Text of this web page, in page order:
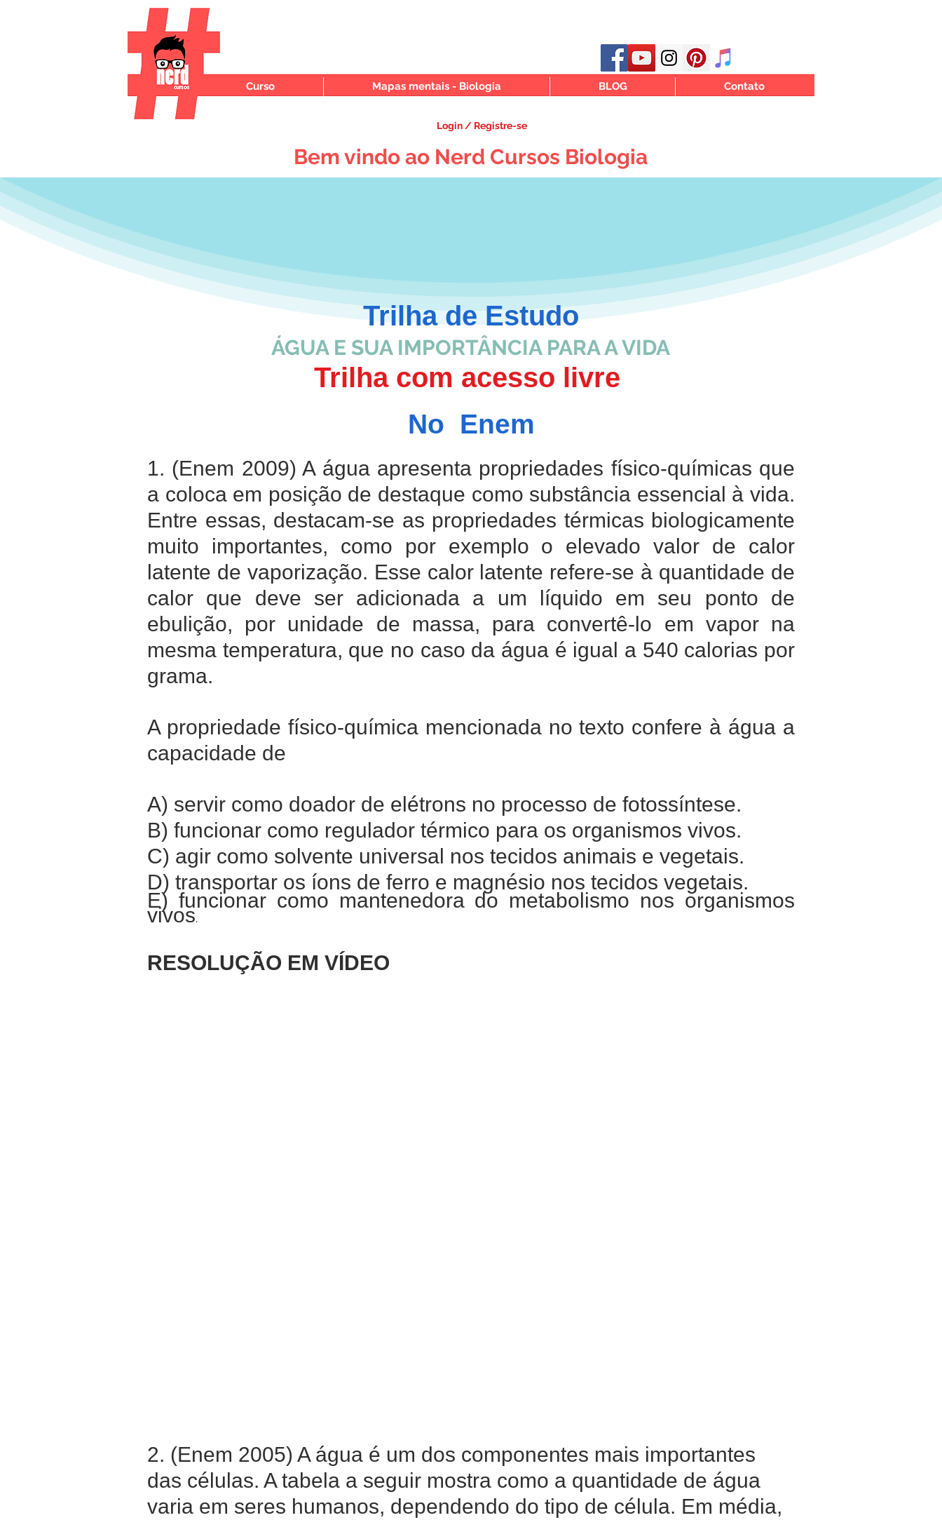
Curso Mapas mentais - Biologia BLOG Contato
Login / Registre-se
Bem vindo ao Nerd Cursos Biologia
Trilha de Estudo
ÁGUA E SUA IMPORTÂNCIA PARA A VIDA
Trilha com acesso livre
No Enem
1. (Enem 2009) A água apresenta propriedades físico-químicas que
a coloca em posição de destaque como substância essencial à vida.
Entre essas, destacam-se as propriedades térmicas biologicamente
muito importantes, como por exemplo o elevado valor de calor
latente de vaporização. Esse calor latente refere-se à quantidade de
calor que deve ser adicionada a um líquido em seu ponto de
ebulição, por unidade de massa, para convertê-lo em vapor na
mesma temperatura, que no caso da água é igual a 540 calorias por
grama.
A propriedade físico-química mencionada no texto confere à água a
capacidade de
A) servir como doador de elétrons no processo de fotossíntese.
B) funcionar como regulador térmico para os organismos vivos.
C) agir como solvente universal nos tecidos animais e vegetais.
D) transportar os íons de ferro e magnésio nos tecidos vegetais.
E) funcionar como mantenedora do metabolismo nos organismos
vivos.
RESOLUÇÃO EM VÍDEO
2. (Enem 2005) A água é um dos componentes mais importantes
das células. A tabela a seguir mostra como a quantidade de água
varia em seres humanos, dependendo do tipo de célula. Em média,